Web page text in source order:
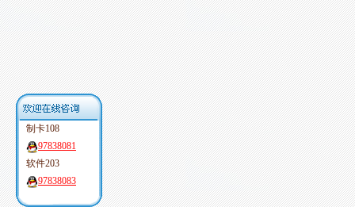
制卡108
97838081
软件203
97838083